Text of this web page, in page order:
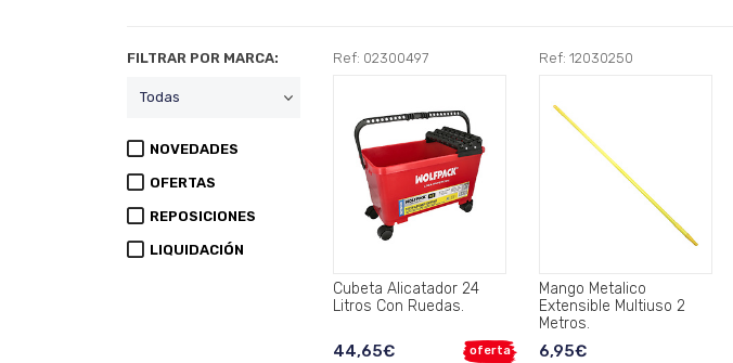
FILTRAR POR MARCA:
NOVEDADES
OFERTAS
REPOSICIONES
LIQUIDACIÓN
Ref: 02300497
Cubeta Alicatador 24
Litros Con Ruedas.
oferta
44,65€
Ref: 12030250
Mango Metalico
Extensible Multiuso 2
Metros.
6,95€